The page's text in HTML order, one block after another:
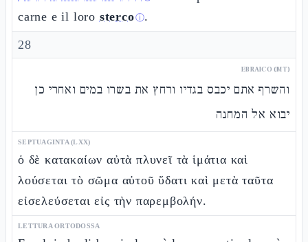
carne e il loro stercoⓘ.
28
EBRAICO (MT)
והשרף אתם יכבס בגדיו ורחץ את בשרו במים ואחרי כן
יבוא אל המחנה
SEPTUAGINTA (LXX)
ὁ δὲ κατακαίων αὐτὰ πλυνεῖ τὰ ἱμάτια καὶ
λούσεται τὸ σῶμα αὐτοῦ ὕδατι καὶ μετὰ ταῦτα
εἰσελεύσεται εἰς τὴν παρεμβολήν.
LETTURA ORTODOSSA